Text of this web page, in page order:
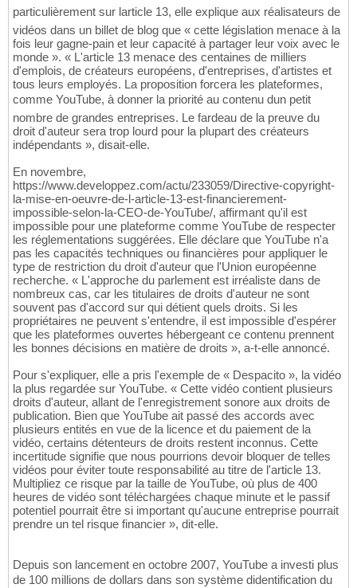
particulièrement sur larticle 13, elle explique aux réalisateurs de
vidéos dans un billet de blog que « cette législation menace à la
fois leur gagne-pain et leur capacité à partager leur voix avec le
monde ». « L'article 13 menace des centaines de milliers
d'emplois, de créateurs européens, d'entreprises, d'artistes et
tous leurs employés. La proposition forcera les plateformes,
comme YouTube, à donner la priorité au contenu dun petit
nombre de grandes entreprises. Le fardeau de la preuve du
droit d'auteur sera trop lourd pour la plupart des créateurs
indépendants », disait-elle.
En novembre,
https://www.developpez.com/actu/233059/Directive-copyright-
la-mise-en-oeuvre-de-l-article-13-est-financierement-
impossible-selon-la-CEO-de-YouTube/, affirmant qu'il est
impossible pour une plateforme comme YouTube de respecter
les réglementations suggérées. Elle déclare que YouTube n'a
pas les capacités techniques ou financières pour appliquer le
type de restriction du droit d'auteur que l'Union européenne
recherche. « L'approche du parlement est irréaliste dans de
nombreux cas, car les titulaires de droits d'auteur ne sont
souvent pas d'accord sur qui détient quels droits. Si les
propriétaires ne peuvent s'entendre, il est impossible d'espérer
que les plateformes ouvertes hébergeant ce contenu prennent
les bonnes décisions en matière de droits », a-t-elle annoncé.
Pour s'expliquer, elle a pris l'exemple de « Despacito », la vidéo
la plus regardée sur YouTube. « Cette vidéo contient plusieurs
droits d'auteur, allant de l'enregistrement sonore aux droits de
publication. Bien que YouTube ait passé des accords avec
plusieurs entités en vue de la licence et du paiement de la
vidéo, certains détenteurs de droits restent inconnus. Cette
incertitude signifie que nous pourrions devoir bloquer de telles
vidéos pour éviter toute responsabilité au titre de l'article 13.
Multipliez ce risque par la taille de YouTube, où plus de 400
heures de vidéo sont téléchargées chaque minute et le passif
potentiel pourrait être si important qu'aucune entreprise pourrait
prendre un tel risque financier », dit-elle.
Depuis son lancement en octobre 2007, YouTube a investi plus
de 100 millions de dollars dans son système didentification du